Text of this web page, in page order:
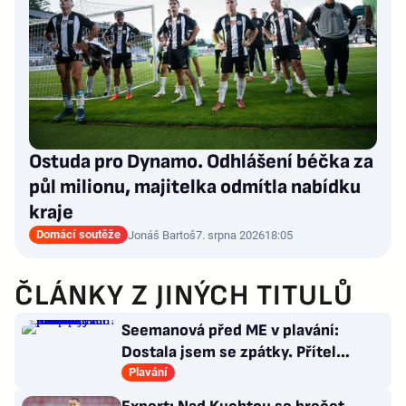
Ostuda pro Dynamo. Odhlášení béčka za
půl milionu, majitelka odmítla nabídku
kraje
Domácí soutěže Jonáš Bartoš7. srpna 202618:05
ČLÁNKY Z JINÝCH TITULŮ
Seemanová před ME v plavání:
Dostala jsem se zpátky. Přítel
Choupenitch? Motivuje mě
Plavání